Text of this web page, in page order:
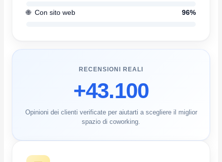
🌐 Con sito web 96%
RECENSIONI REALI
+43.100
Opinioni dei clienti verificate per aiutarti a scegliere il miglior
spazio di coworking.